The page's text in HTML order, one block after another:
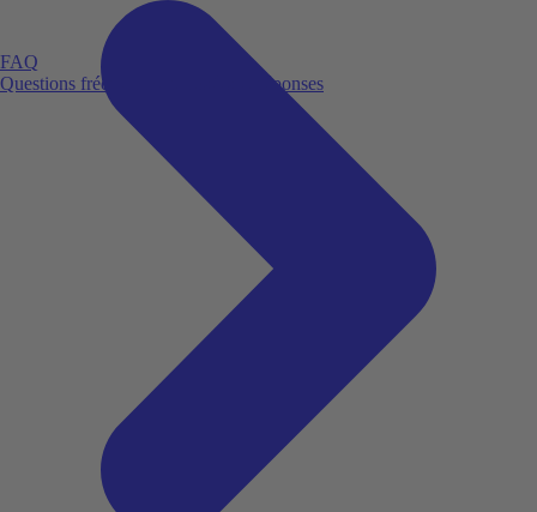
FAQ
Questions fréquemment posées et réponses